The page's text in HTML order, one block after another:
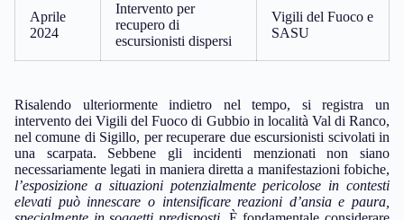
Aprile
2024
Intervento per
recupero di
escursionisti dispersi
Vigili del Fuoco e
SASU
Risalendo ulteriormente indietro nel tempo, si registra un
intervento dei Vigili del Fuoco di Gubbio in località Val di Ranco,
nel comune di Sigillo, per recuperare due escursionisti scivolati in
una scarpata. Sebbene gli incidenti menzionati non siano
necessariamente legati in maniera diretta a manifestazioni fobiche,
l’esposizione a situazioni potenzialmente pericolose in contesti
elevati può innescare o intensificare reazioni d’ansia e paura,